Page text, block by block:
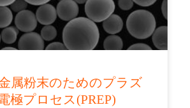
属粉末のためのプラズ
極プロセス(PREP)